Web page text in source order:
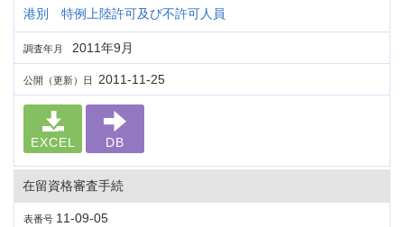
港別 特例上陸許可及び不許可人員
調査年月 2011年9月
公開（更新）日 2011-11-25
EXCEL DB
在留資格審査手続
表番号 11-09-05